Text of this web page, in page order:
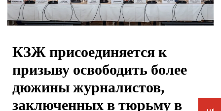
КЗЖ присоединяется к
призыву освободить более
дюжины журналистов,